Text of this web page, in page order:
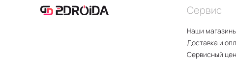
Сервис
Наши магазины
Доставка и
Сервисный